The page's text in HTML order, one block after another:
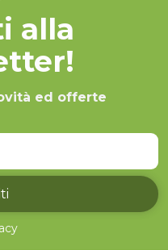
alla
ed offerte